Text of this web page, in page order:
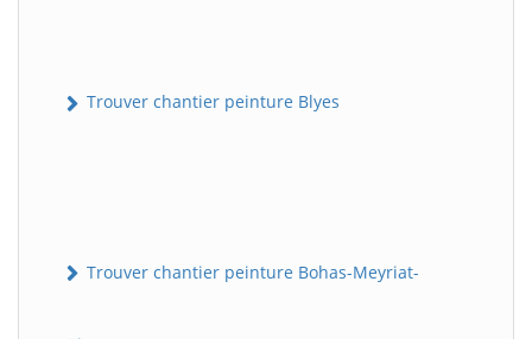
Trouver chantier peinture Blyes
Trouver chantier peinture Bohas-Meyriat-